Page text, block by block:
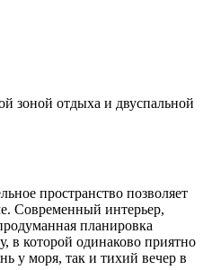
зоной отдыха и двуспальной
пространство позволяет
Современный интерьер,
планировка
в которой одинаково приятно
у моря, так и тихий вечер в